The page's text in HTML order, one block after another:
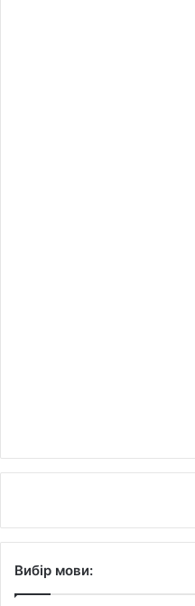
Вибір мови: